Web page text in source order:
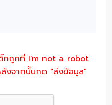
กถูกที่ I'm not a robot
งจากนั้นกด "ส่งข้อมูล"